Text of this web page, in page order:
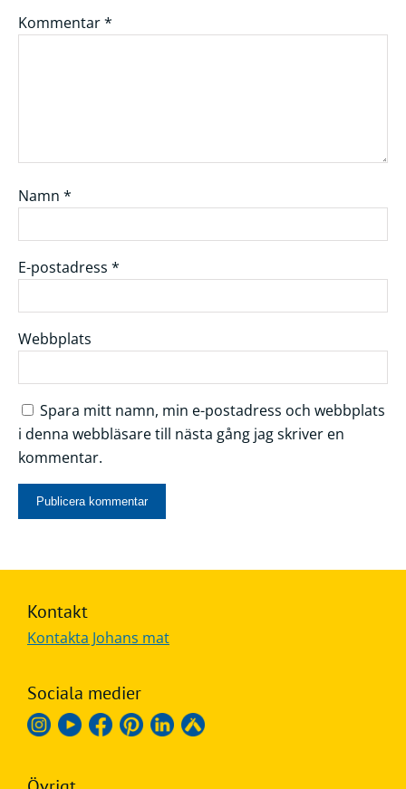
Kommentar*
Namn *
E-postadress *
Webbplats
Spara mitt namn, min e-postadress och webbplats
i denna webbläsare till nästa gång jag skriver en
kommentar.
Kontakt
Kontakta Johans mat
Sociala medier